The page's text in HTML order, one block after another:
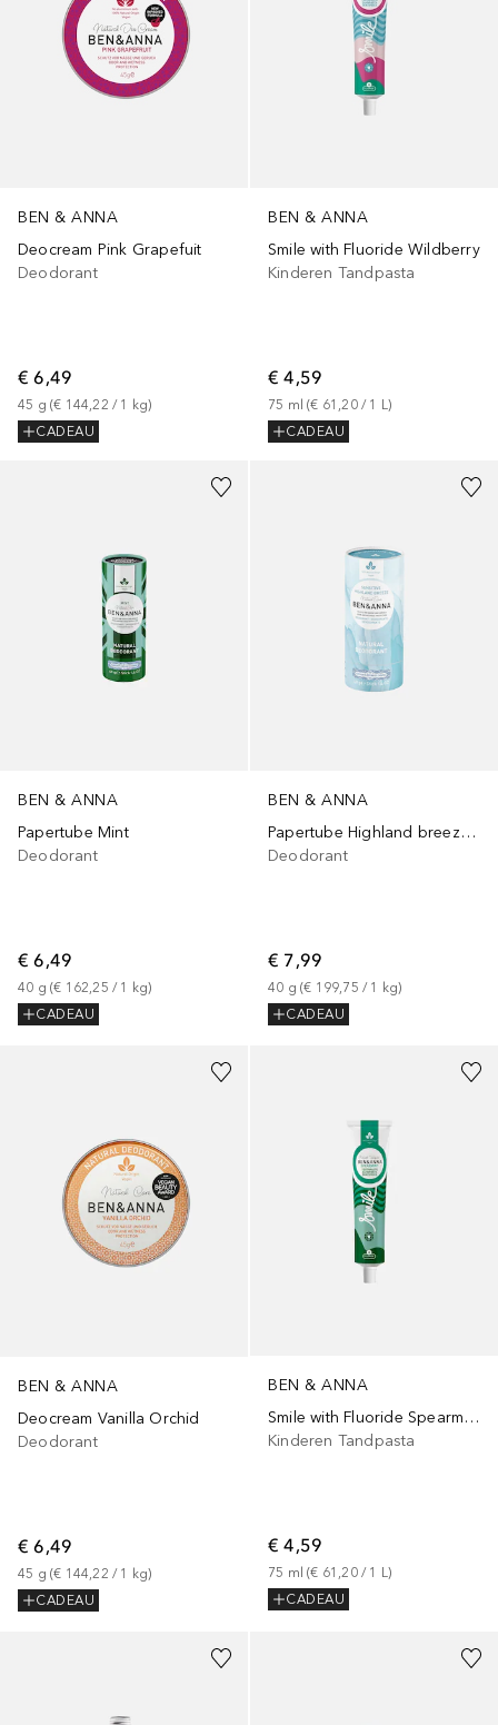
BEN & ANNA
Deocream Pink Grapefuit
Deodorant
€ 6,49
45 g (€ 144,22 / 1 kg)
CADEAU
BEN & ANNA
Smile with Fluoride Wildberry
Kinderen Tandpasta
€ 4,59
75 ml (€ 61,20 / 1 L)
CADEAU
BEN & ANNA
Papertube Mint
Deodorant
€ 6,49
40 g (€ 162,25 / 1 kg)
CADEAU
BEN & ANNA
Papertube Highland breeze Sensitive
Deodorant
€ 7,99
40 g (€ 199,75 / 1 kg)
CADEAU
BEN & ANNA
Deocream Vanilla Orchid
Deodorant
€ 6,49
45 g (€ 144,22 / 1 kg)
CADEAU
BEN & ANNA
Smile with Fluoride Spearmint
Kinderen Tandpasta
€ 4,59
75 ml (€ 61,20 / 1 L)
CADEAU